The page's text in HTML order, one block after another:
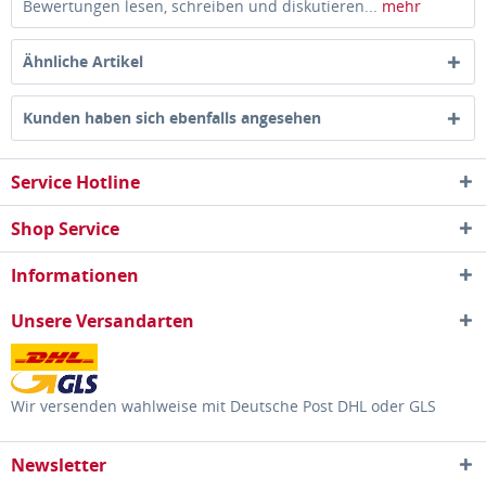
Bewertungen lesen, schreiben und diskutieren... mehr
Ähnliche Artikel
Kunden haben sich ebenfalls angesehen
Service Hotline
Shop Service
Informationen
Unsere Versandarten
Wir versenden wahlweise mit Deutsche Post DHL oder GLS
Newsletter